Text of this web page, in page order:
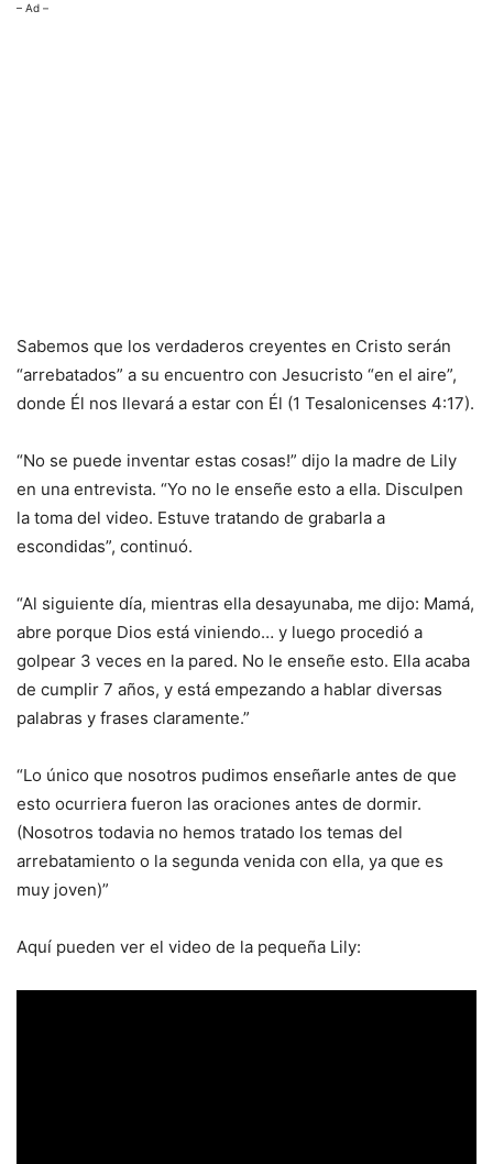
– Ad –
Sabemos que los verdaderos creyentes en Cristo serán
“arrebatados” a su encuentro con Jesucristo “en el aire”,
donde Él nos llevará a estar con Él (1 Tesalonicenses 4:17).
“No se puede inventar estas cosas!” dijo la madre de Lily
en una entrevista. “Yo no le enseñe esto a ella. Disculpen
la toma del video. Estuve tratando de grabarla a
escondidas”, continuó.
“Al siguiente día, mientras ella desayunaba, me dijo: Mamá,
abre porque Dios está viniendo… y luego procedió a
golpear 3 veces en la pared. No le enseñe esto. Ella acaba
de cumplir 7 años, y está empezando a hablar diversas
palabras y frases claramente.”
“Lo único que nosotros pudimos enseñarle antes de que
esto ocurriera fueron las oraciones antes de dormir.
(Nosotros todavia no hemos tratado los temas del
arrebatamiento o la segunda venida con ella, ya que es
muy joven)”
Aquí pueden ver el video de la pequeña Lily: